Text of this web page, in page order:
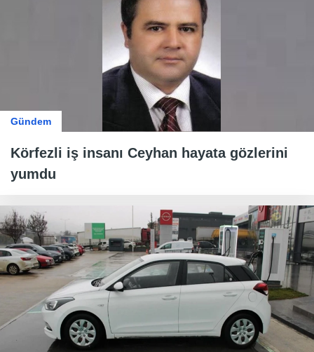
Gündem
Körfezli iş insanı Ceyhan hayata gözlerini
yumdu